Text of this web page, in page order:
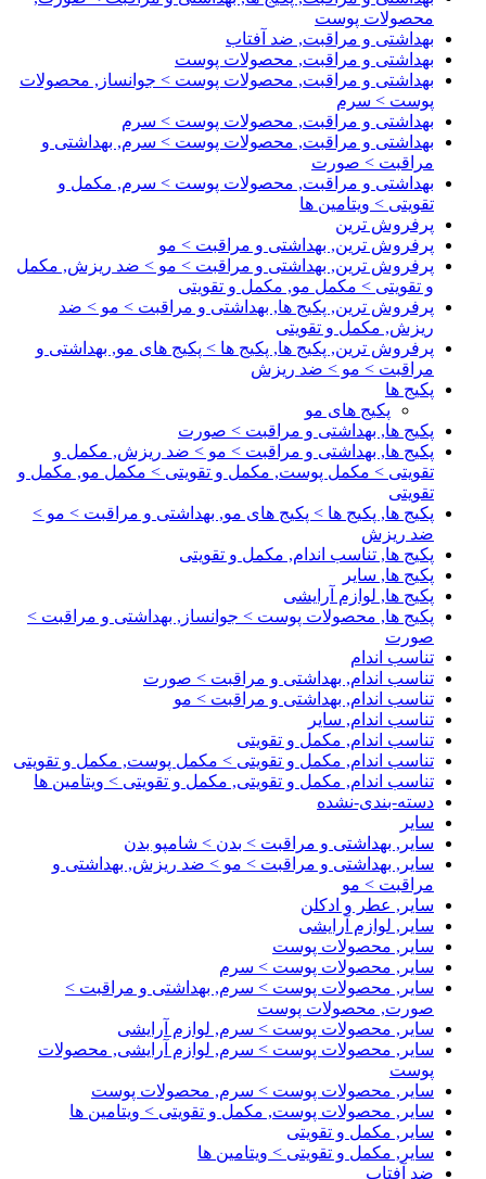
محصولات پوست
بهداشتی و مراقبت, ضد آفتاب
بهداشتی و مراقبت, محصولات پوست
بهداشتی و مراقبت, محصولات پوست > جوانساز, محصولات
پوست > سرم
بهداشتی و مراقبت, محصولات پوست > سرم
بهداشتی و مراقبت, محصولات پوست > سرم, بهداشتی و
مراقبت > صورت
بهداشتی و مراقبت, محصولات پوست > سرم, مکمل و
تقویتی > ویتامین ها
پرفروش ترین
پرفروش ترین, بهداشتی و مراقبت > مو
پرفروش ترین, بهداشتی و مراقبت > مو > ضد ریزش, مکمل
و تقویتی > مکمل مو, مکمل و تقویتی
پرفروش ترین, پکیج ها, بهداشتی و مراقبت > مو > ضد
ریزش, مکمل و تقویتی
پرفروش ترین, پکیج ها, پکیج ها > پکیج های مو, بهداشتی و
مراقبت > مو > ضد ریزش
پکیج ها
پکیج های مو
پکیج ها, بهداشتی و مراقبت > صورت
پکیج ها, بهداشتی و مراقبت > مو > ضد ریزش, مکمل و
تقویتی > مکمل پوست, مکمل و تقویتی > مکمل مو, مکمل و
تقویتی
پکیج ها, پکیج ها > پکیج های مو, بهداشتی و مراقبت > مو >
ضد ریزش
پکیج ها, تناسب اندام, مکمل و تقویتی
پکیج ها, سایر
پکیج ها, لوازم آرایشی
پکیج ها, محصولات پوست > جوانساز, بهداشتی و مراقبت >
صورت
تناسب اندام
تناسب اندام, بهداشتی و مراقبت > صورت
تناسب اندام, بهداشتی و مراقبت > مو
تناسب اندام, سایر
تناسب اندام, مکمل و تقویتی
تناسب اندام, مکمل و تقویتی > مکمل پوست, مکمل و تقویتی
تناسب اندام, مکمل و تقویتی, مکمل و تقویتی > ویتامین ها
دسته-بندی-نشده
سایر
سایر, بهداشتی و مراقبت > بدن > شامپو بدن
سایر, بهداشتی و مراقبت > مو > ضد ریزش, بهداشتی و
مراقبت > مو
سایر, عطر و ادکلن
سایر, لوازم آرایشی
سایر, محصولات پوست
سایر, محصولات پوست > سرم
سایر, محصولات پوست > سرم, بهداشتی و مراقبت >
صورت, محصولات پوست
سایر, محصولات پوست > سرم, لوازم آرایشی
سایر, محصولات پوست > سرم, لوازم آرایشی, محصولات
پوست
سایر, محصولات پوست > سرم, محصولات پوست
سایر, محصولات پوست, مکمل و تقویتی > ویتامین ها
سایر, مکمل و تقویتی
سایر, مکمل و تقویتی > ویتامین ها
ضد آفتاب